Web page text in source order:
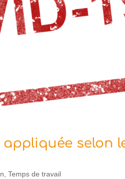
appliquée selon
,Temps de travail